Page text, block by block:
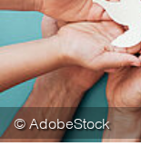
© AdobeStock